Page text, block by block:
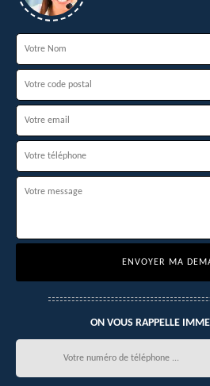
ON VOUS RAPPELLE